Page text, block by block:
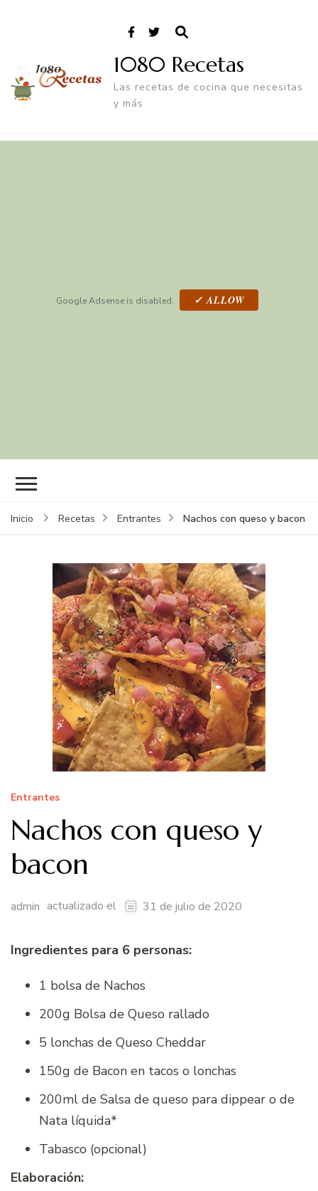
1080 Recetas
Las recetas de cocina que necesitas
y más
Google Adsense is disabled. ✓ ALLOW
Inicio Recetas Entrantes Nachos con queso y bacon
Entrantes
Nachos con queso y
bacon
admin actualizado el 31 de julio de 2020
Ingredientes para 6 personas:
1 bolsa de Nachos
200g Bolsa de Queso rallado
5 lonchas de Queso Cheddar
150g de Bacon en tacos o lonchas
200ml de Salsa de queso para dippear o de
Nata líquida*
Tabasco (opcional)
Elaboración: